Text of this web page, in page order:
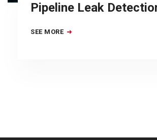
Pipeline Leak
SEE MORE